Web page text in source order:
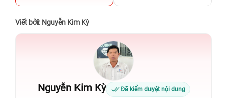
Viết bởi: Nguyễn Kim Kỳ
Nguyễn Kim Kỳ Đã kiểm duyệt nội dung